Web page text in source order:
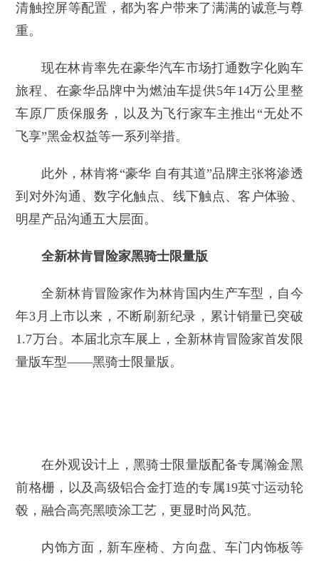
清触控屏等配置，都为客户带来了满满的诚意与尊
重。
现在林肯率先在豪华汽车市场打通数字化购车
旅程、在豪华品牌中为燃油车提供5年14万公里整
车原厂质保服务，以及为飞行家车主推出“无处不
飞享”黑金权益等一系列举措。
此外，林肯将“豪华 自有其道”品牌主张将渗透
到对外沟通、数字化触点、线下触点、客户体验、
明星产品沟通五大层面。
全新林肯冒险家黑骑士限量版
全新林肯冒险家作为林肯国内生产车型，自今
年3月上市以来，不断刷新纪录，累计销量已突破
1.7万台。本届北京车展上，全新林肯冒险家首发限
量版车型——黑骑士限量版。
在外观设计上，黑骑士限量版配备专属瀚金黑
前格栅，以及高级铝合金打造的专属19英寸运动轮
毂，融合高亮黑喷涂工艺，更显时尚风范。
内饰方面，新车座椅、方向盘、车门内饰板等